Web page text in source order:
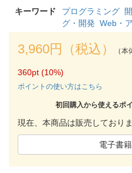
キーワード
プログラミング
グ・開発 Web・
3,960円（税込） （
360pt (10%)
ポイントの使い方はこちら
初回購入から使えるポ
現在、本商品は販売しておりま
電子書